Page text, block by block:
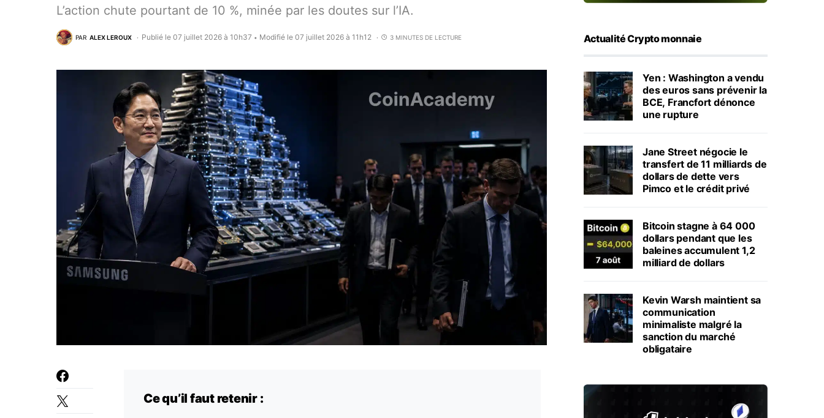
L’action chute pourtant de 10 %, minée par les doutes sur l’IA.
PAR ALEX LEROUX Publié le 07 juillet 2026 à 10h37 • Modifié le 07 juillet 2026 à 11h12 3 MINUTES DE LECTURE
Ce qu’il faut retenir :
Actualité Crypto monnaie
Yen : Washington a vendu
des euros sans prévenir la
BCE, Francfort dénonce
une rupture
Jane Street négocie le
transfert de 11 milliards de
dollars de dette vers
Pimco et le crédit privé
Bitcoin stagne à 64 000
dollars pendant que les
baleines accumulent 1,2
milliard de dollars
Kevin Warsh maintient sa
communication
minimaliste malgré la
sanction du marché
obligataire